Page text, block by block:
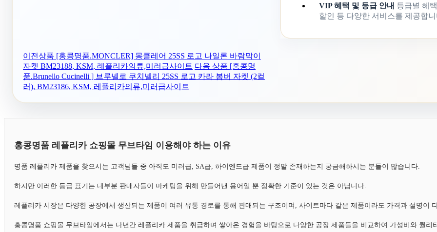
VIP 혜택 및 등급 안내 등급별 혜
할인 등 다양한 서비스를 제공합니
이전상품 [홍콩명품.MONCLER] 몽클레어 25SS 로고 나일론 바람막이
자켓 BM23188, KSM, 레플리카의류,미러급사이트 다음 상품 [홍콩명
품.Brunello Cucinelli ] 브루넬로 쿠치넬리 25SS 로고 카라 봄버 자켓 (2컬
러), BM23186, KSM, 레플리카의류,미러급사이트
홍콩명품 레플리카 쇼핑몰 무브타임 이용해야 하는 이유
명품 레플리카 제품을 찾으시는 고객님들 중 아직도 미러급, SA급, 하이엔드급 제품이 정말 존재하는지 궁금해하시는 분들이 많습니다.
하지만 이러한 등급 표기는 대부분 판매자들이 마케팅을 위해 만들어낸 용어일 뿐 정확한 기준이 있는 것은 아닙니다.
레플리카 시장은 다양한 공장에서 생산되는 제품이 여러 유통 경로를 통해 판매되는 구조이며, 사이트마다 같은 제품이라도 가격과 설명이
홍콩명품 쇼핑몰 무브타임에서는 다년간 레플리카 제품을 취급하며 쌓아온 경험을 바탕으로 다양한 공장 제품들을 비교하여 가성비와 퀄